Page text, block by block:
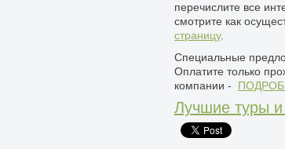
перечислите все
смотрите как
страницу.
Специальные
Оплатите только
компании -
Лучшие туры и